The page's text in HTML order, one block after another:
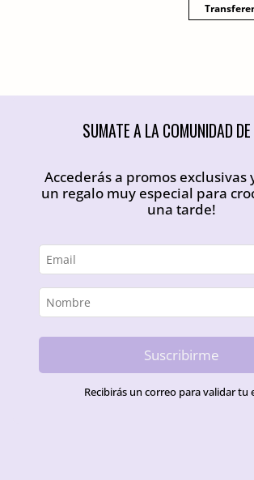
SUMATE A LA COMUNIDAD
Accederás a promos exclusivas
un regalo muy especial para
una tarde!
Suscribirme
Recibirás un correo para validar tu